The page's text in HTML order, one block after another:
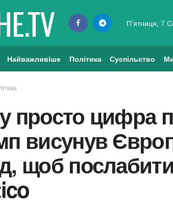
П’ятниця, 7
Найважливіше Політика Суспільство
просто цифра
висунув
щоб